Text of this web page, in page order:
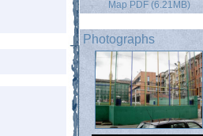
Map PDF (6.21MB)
Photographs